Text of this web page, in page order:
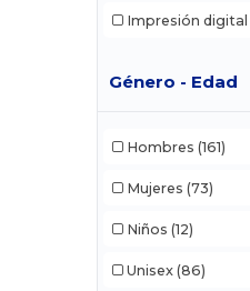
Impresión digital
Género - Edad
Hombres (161)
Mujeres (73)
Niños (12)
Unisex (86)